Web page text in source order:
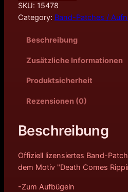
SKU: 15478
Category: Band-Patches /
Beschreibung
Zusätzliche Informationen
Produktsicherheit
Rezensionen (0)
Beschreibung
Offiziell lizensiertes Band-
dem Motiv "Death Comes
-Zum Aufbügeln